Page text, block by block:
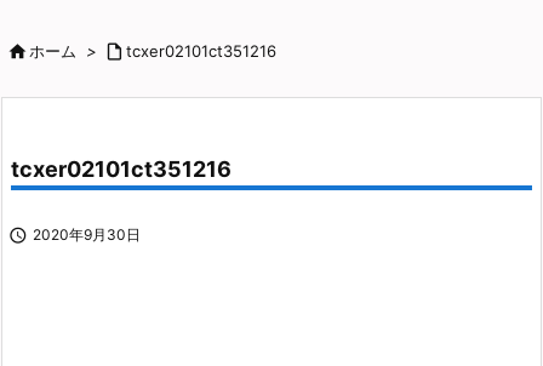
ホーム >  tcxer02101ct351216
tcxer02101ct351216
 2020年9月30日